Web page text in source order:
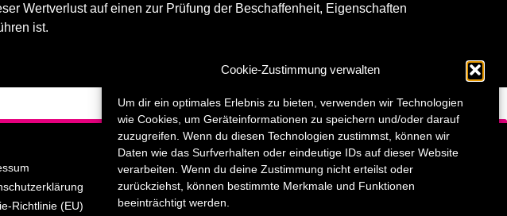
Cookie-Zustimmung verwalten
Um dir ein optimales Erlebnis zu bieten, verwenden wir Technologien
wie Cookies, um Geräteinformationen zu speichern und/oder darauf
zuzugreifen. Wenn du diesen Technologien zustimmst, können wir
Daten wie das Surfverhalten oder eindeutige IDs auf dieser Website
verarbeiten. Wenn du deine Zustimmung nicht erteilst oder
zurückziehst, können bestimmte Merkmale und Funktionen
beeinträchtigt werden.
Wertverlust auf einen zur Prüfung der Beschaffenheit, Eigenschaften
ist.
Richtlinie (EU)
Vertrag widerrufen